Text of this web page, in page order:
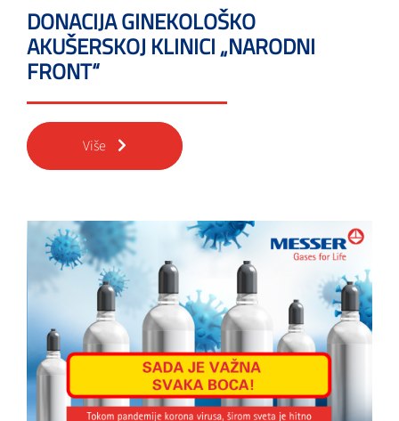
DONACIJA GINEKOLOŠKO
AKUŠERSKOJ KLINICI „NARODNI
FRONT“
Više